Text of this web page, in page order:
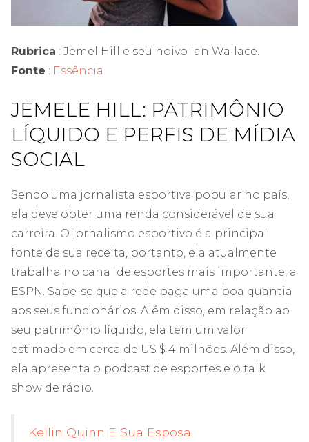
Rubrica : Jemel Hill e seu noivo Ian Wallace.
Fonte : Essência
JEMELE HILL: PATRIMÔNIO
LÍQUIDO E PERFIS DE MÍDIA
SOCIAL
Sendo uma jornalista esportiva popular no país,
ela deve obter uma renda considerável de sua
carreira. O jornalismo esportivo é a principal
fonte de sua receita, portanto, ela atualmente
trabalha no canal de esportes mais importante, a
ESPN. Sabe-se que a rede paga uma boa quantia
aos seus funcionários. Além disso, em relação ao
seu patrimônio líquido, ela tem um valor
estimado em cerca de US $ 4 milhões. Além disso,
ela apresenta o podcast de esportes e o talk
show de rádio.
Kellin Quinn E Sua Esposa